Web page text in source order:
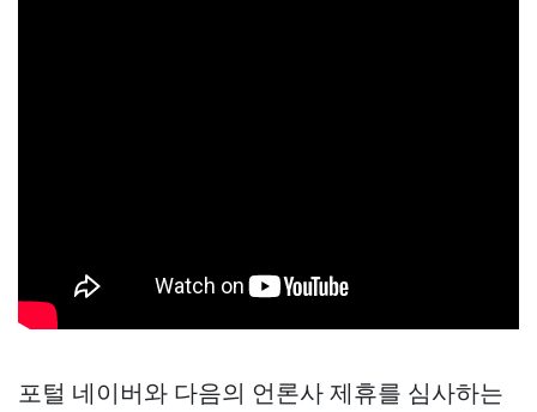
포털 네이버와 다음의 언론사 제휴를 심사하는